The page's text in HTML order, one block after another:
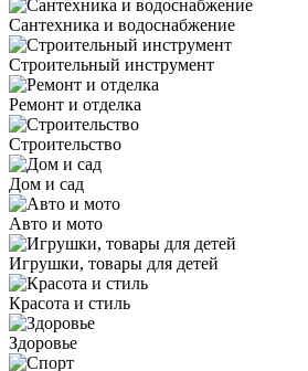
Сантехника и водоснабжение
Строительный инструмент
Ремонт и отделка
Строительство
Дом и сад
Авто и мото
Игрушки, товары для детей
Красота и стиль
Здоровье